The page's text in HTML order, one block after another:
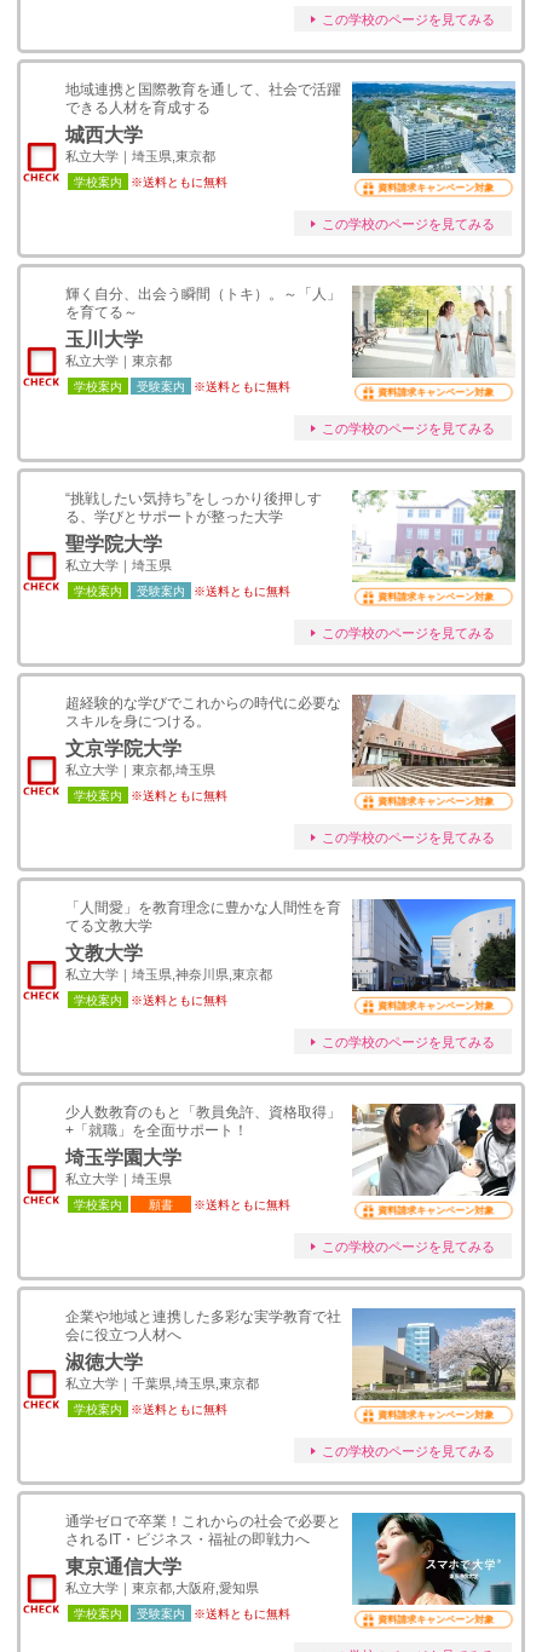
この学校のページを見てみる
地域連携と国際教育を通して、社会で活躍
できる人材を育成する
城西大学
私立大学｜埼玉県,東京都
学校案内 ※送料ともに無料 資料請求キャンペーン対象
この学校のページを見てみる
輝く自分、出会う瞬間（トキ）。～「人」
を育てる～
玉川大学
私立大学｜東京都
学校案内 受験案内 ※送料ともに無料 資料請求キャンペーン対象
この学校のページを見てみる
“挑戦したい気持ち”をしっかり後押しす
る、学びとサポートが整った大学
聖学院大学
私立大学｜埼玉県
学校案内 受験案内 ※送料ともに無料 資料請求キャンペーン対象
この学校のページを見てみる
超経験的な学びでこれからの時代に必要な
スキルを身につける。
文京学院大学
私立大学｜東京都,埼玉県
学校案内 ※送料ともに無料 資料請求キャンペーン対象
この学校のページを見てみる
「人間愛」を教育理念に豊かな人間性を育
てる文教大学
文教大学
私立大学｜埼玉県,神奈川県,東京都
学校案内 ※送料ともに無料 資料請求キャンペーン対象
この学校のページを見てみる
少人数教育のもと「教員免許、資格取得」
+「就職」を全面サポート！
埼玉学園大学
私立大学｜埼玉県
学校案内 願書 ※送料ともに無料 資料請求キャンペーン対象
この学校のページを見てみる
企業や地域と連携した多彩な実学教育で社
会に役立つ人材へ
淑徳大学
私立大学｜千葉県,埼玉県,東京都
学校案内 ※送料ともに無料 資料請求キャンペーン対象
この学校のページを見てみる
通学ゼロで卒業！これからの社会で必要と
されるIT・ビジネス・福祉の即戦力へ
東京通信大学
私立大学｜東京都,大阪府,愛知県
学校案内 受験案内 ※送料ともに無料 資料請求キャンペーン対象